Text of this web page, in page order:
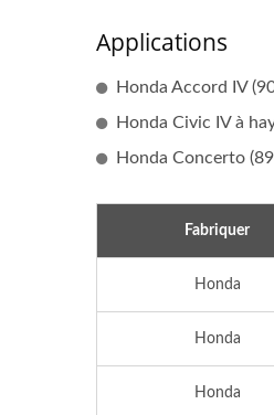
Applications
Honda Accord IV
Honda Civic IV à
Honda Concerto
Fabriquer
Honda
Honda
Honda